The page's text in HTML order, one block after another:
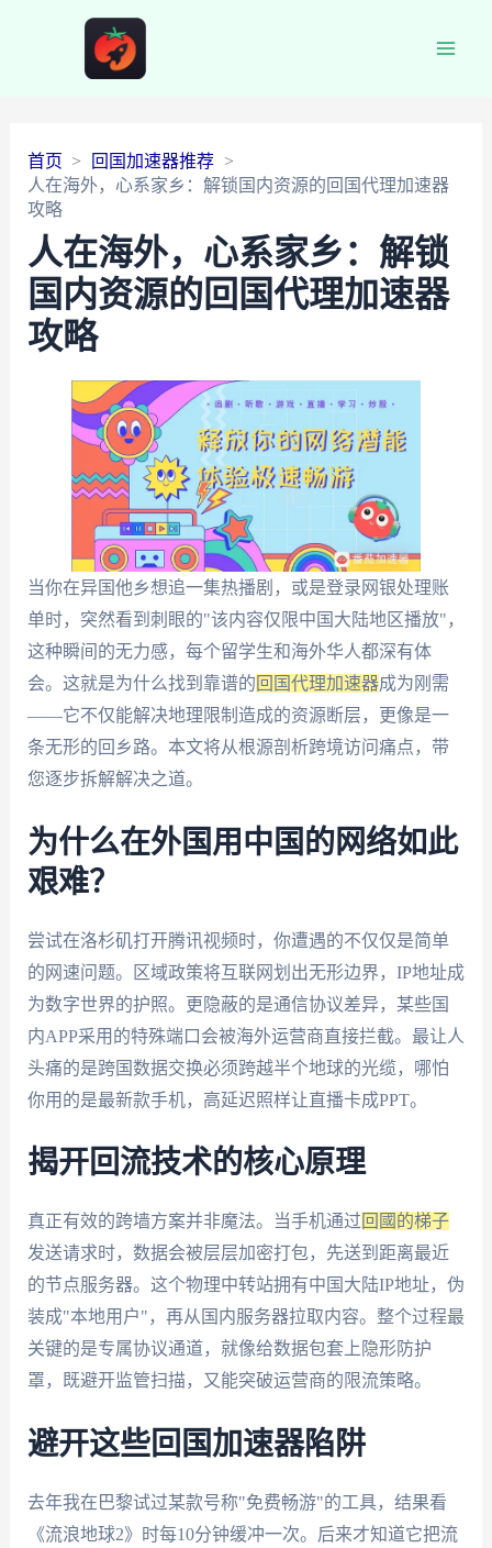
首页
回国加速器推荐
人在海外，心系家乡：解锁国内资源的回国代理加速器
攻略
人在海外，心系家乡：解锁
国内资源的回国代理加速器
攻略
当你在异国他乡想追一集热播剧，或是登录网银处理账
单时，突然看到刺眼的"该内容仅限中国大陆地区播放"，
这种瞬间的无力感，每个留学生和海外华人都深有体
会。这就是为什么找到靠谱的 回国代理加速器成为刚需
——它不仅能解决地理限制造成的资源断层，更像是一
条无形的回乡路。本文将从根源剖析跨境访问痛点，带
您逐步拆解解决之道。
为什么在外国用中国的网络如此
艰难？
尝试在洛杉矶打开腾讯视频时，你遭遇的不仅仅是简单
的网速问题。区域政策将互联网划出无形边界，IP地址成
为数字世界的护照。更隐蔽的是通信协议差异，某些国
内APP采用的特殊端口会被海外运营商直接拦截。最让人
头痛的是跨国数据交换必须跨越半个地球的光缆，哪怕
你用的是最新款手机，高延迟照样让直播卡成PPT。
揭开回流技术的核心原理
真正有效的跨墙方案并非魔法。当手机通过 回國的梯子
发送请求时，数据会被层层加密打包，先送到距离最近
的节点服务器。这个物理中转站拥有中国大陆IP地址，伪
装成"本地用户"，再从国内服务器拉取内容。整个过程最
关键的是专属协议通道，就像给数据包套上隐形防护
罩，既避开监管扫描，又能突破运营商的限流策略。
避开这些回国加速器陷阱
去年我在巴黎试过某款号称"免费畅游"的工具，结果看
《流浪地球2》时每10分钟缓冲一次。后来才知道它把流